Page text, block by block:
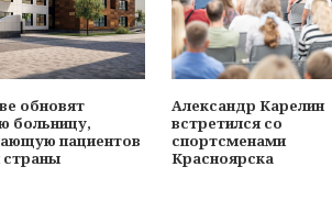
обновят
больницу,
пациентов
страны
Александр Карелин
встретился со
спортсменами
Красноярска